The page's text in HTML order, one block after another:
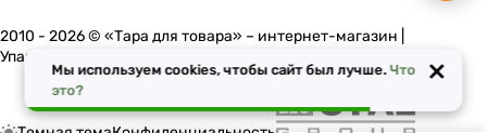
2010 - 2026 © «Тара для товара» – интернет-магазин |
Упаковочные материалы в Краснодаре
Мы используем cookies, чтобы сайт был лучше.Что
это?
×